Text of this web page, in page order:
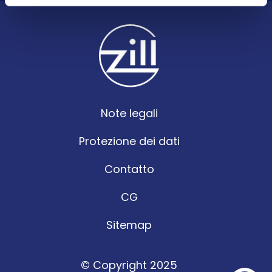
Note legali
Protezione dei dati
Contatto
CG
Sitemap
© Copyright 2025